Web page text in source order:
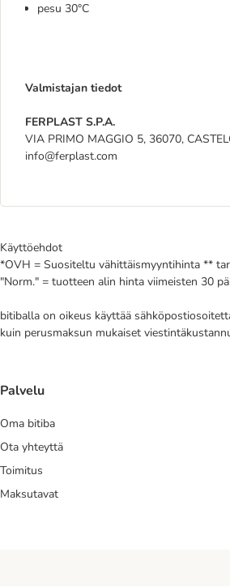
pesu 30°C
Valmistajan tiedot
FERPLAST S.P.A.
VIA PRIMO MAGGIO 5, 36070,
info@ferplast.com
Käyttöehdot
*OVH = Suositeltu vähittäismyyntihinta **
"Norm." = tuotteen alin hinta viimeisten 30
bitiballa on oikeus käyttää
kuin perusmaksun mukaiset
Palvelu
Oma bitiba
Ota yhteyttä
Toimitus
Maksutavat